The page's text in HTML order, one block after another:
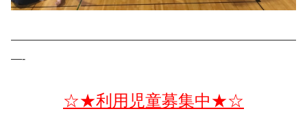
——————————————————————————
—-
☆★利用児童募集中★☆